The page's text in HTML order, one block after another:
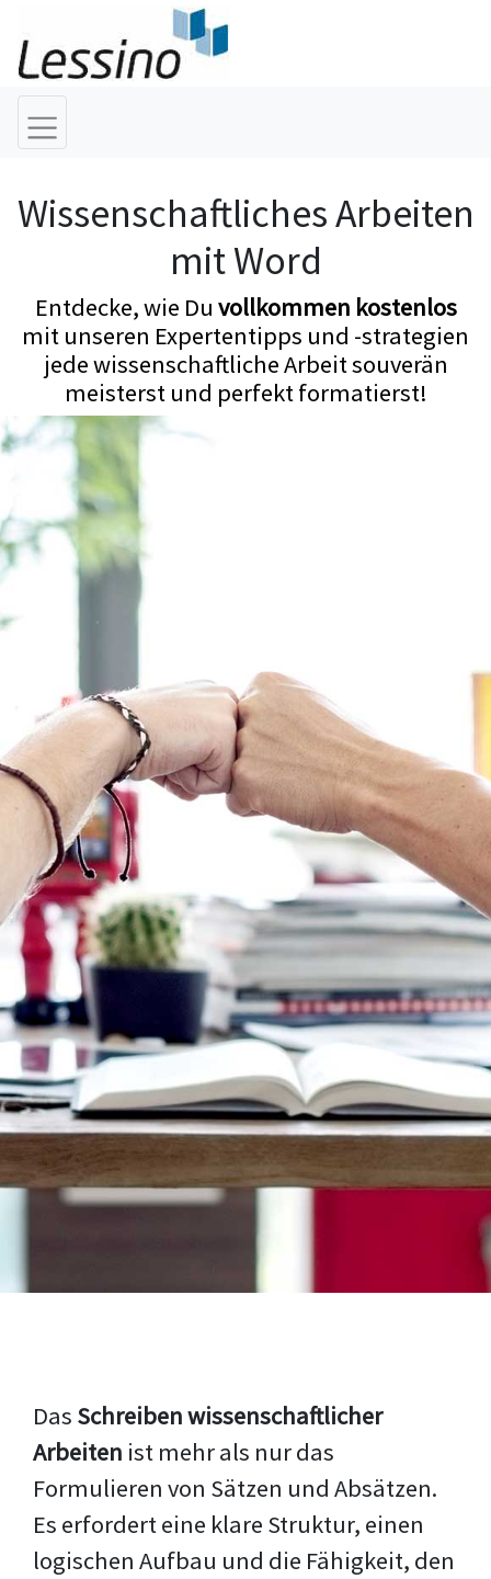
Wissenschaftliches Arbeiten
mit Word
Entdecke, wie Du vollkommen kostenlos
mit unseren Expertentipps und -strategien
jede wissenschaftliche Arbeit souverän
meisterst und perfekt formatierst!
Das Schreiben wissenschaftlicher
Arbeiten ist mehr als nur das
Formulieren von Sätzen und Absätzen.
Es erfordert eine klare Struktur, einen
logischen Aufbau und die Fähigkeit, den